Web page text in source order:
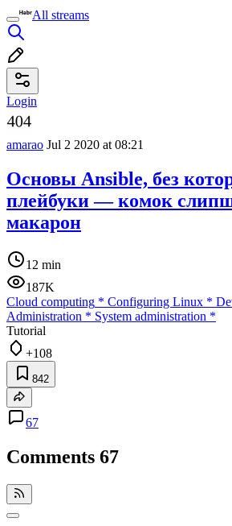
All streams
Login
amarao Jul 2 2020 at 08:21
Основы Ansible, без
плейбуки — комок
макарон
12 min
187K
Cloud computing * Configuring Linux *
Administration * System administration *
Tutorial
+108
842
67
Comments 67